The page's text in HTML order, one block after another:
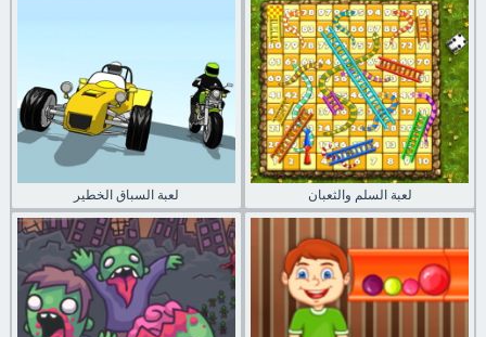
لعبة السباق الخطير لعبة السلم والثعبان